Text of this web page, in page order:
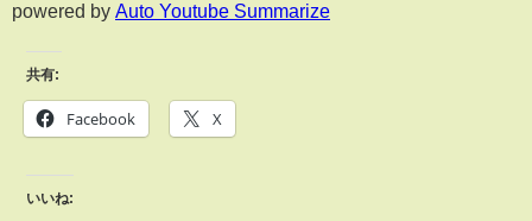
powered by Auto Youtube Summarize
共有:
Facebook X
いいね: